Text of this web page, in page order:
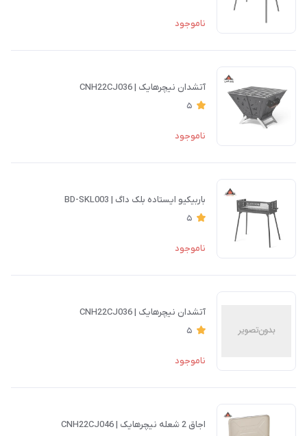
ناموجود
آتشدان نیچرهایک | CNH22CJ036
5
ناموجود
باربیکیو ایستاده بلک داگ | BD-SKL003
5
ناموجود
آتشدان نیچرهایک | CNH22CJ036
5
ناموجود
اجاق 2 شعله نیچرهایک | CNH22CJ046